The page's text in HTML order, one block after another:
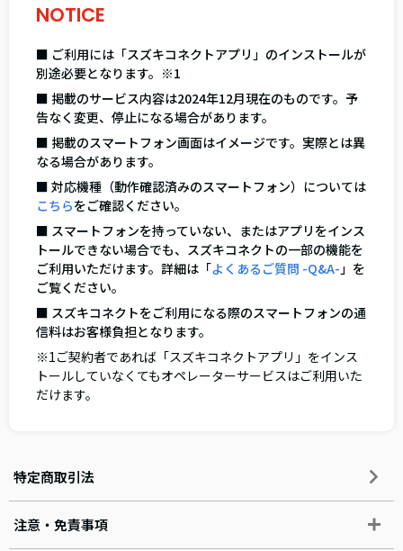
NOTICE
■ ご利用には「スズキコネクトアプリ」のインストールが
別途必要となります。※1
■ 掲載のサービス内容は2024年12月現在のものです。予
告なく変更、停止になる場合があります。
■ 掲載のスマートフォン画面はイメージです。実際とは異
なる場合があります。
■ 対応機種（動作確認済みのスマートフォン）については
こちらをご確認ください。
■ スマートフォンを持っていない、またはアプリをインス
トールできない場合でも、スズキコネクトの一部の機能を
ご利用いただけます。詳細は「よくあるご質問 -Q&A- 」を
ご覧ください。
■ スズキコネクトをご利用になる際のスマートフォンの通
信料はお客様負担となります。
※1ご契約者であれば「スズキコネクトアプリ」をインス
トールしていなくてもオペレーターサービスはご利用いた
だけます。
特定商取引法
注意・免責事項